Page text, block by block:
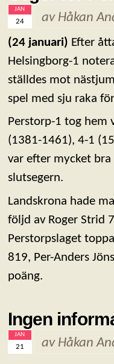
JAN
24 av Håkan
(24 januari) Efter
Helsingborg-1
ställdes mot
spel med sju raka
Perstorp-1 tog hem
(1381-1461), 4-1
var efter mycket
slutsegern.
Landskrona hade
följd av Roger Strid
Perstorpslaget
819, Per-Anders
poäng.
Ingen
JAN
21 av Håkan